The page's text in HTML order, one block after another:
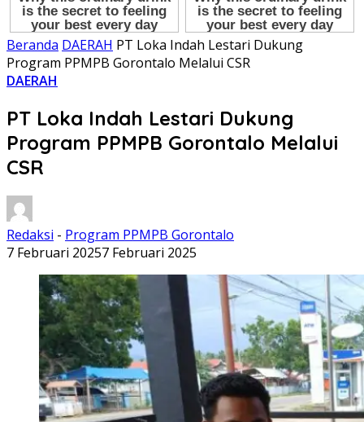
Beranda DAERAH PT Loka Indah Lestari Dukung
Program PPMPB Gorontalo Melalui CSR
DAERAH
PT Loka Indah Lestari Dukung
Program PPMPB Gorontalo Melalui
CSR
Redaksi - Program PPMPB Gorontalo
7 Februari 20257 Februari 2025